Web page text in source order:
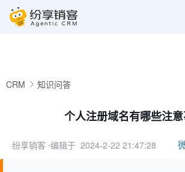
CRM 知识问答
个人注册域名有哪些注
纷享销客 ⋅编辑于 2024-2-22 21:47:28